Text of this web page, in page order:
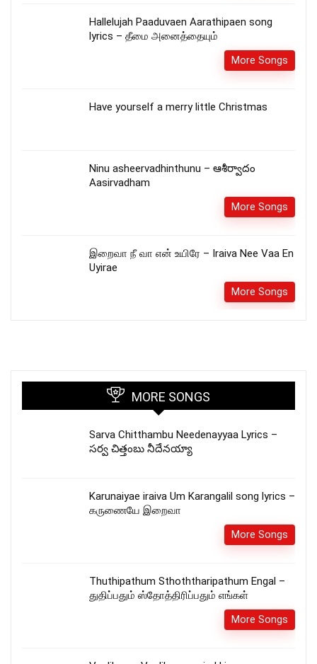
Hallelujah Paaduvaen Aarathipaen song
lyrics – தீமை அனைத்தையும்
More Songs
Have yourself a merry little Christmas
Ninu asheervadhinthunu – ఆశీర్వాదం
Aasirvadham
More Songs
இறைவா நீ வா என் உயிரே – Iraiva Nee Vaa En
Uyirae
More Songs
MORE SONGS
Sarva Chitthambu Needenayyaa Lyrics –
సర్వ చిత్తంబు నీదేనయ్యా
Karunaiyae iraiva Um Karangalil song lyrics –
கருணையே இறைவா
More Songs
Thuthipathum Sthoththaripathum Engal –
துதிப்பதும் ஸ்தோத்திரிப்பதும் எங்கள்
More Songs